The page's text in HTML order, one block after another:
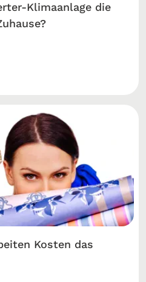
Klimaanlage die
Kosten das